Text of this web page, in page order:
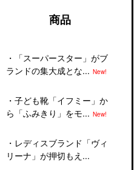
商品
・
「スーパースター」がブ
ランドの集大成とな... New!
・ 子ども靴「イフミー」か
ら「ふみきり」をモ... New!
・ レディスブランド「ヴィ
リーナ」が押切もえ...